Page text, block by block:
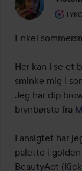
Enkel
Her kan I se et
sminke mig i
Jeg har dip
brynbørste fra
I ansigtet har
palette i
BeautyAct